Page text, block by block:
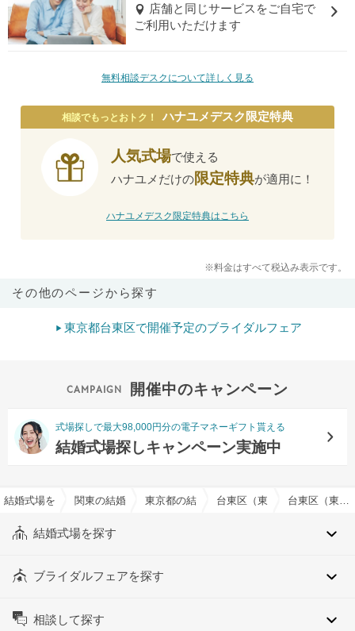
店舗と同じサービスをご自宅で
ご利用いただけます
無料相談デスクについて詳しく見る
相談でもっとおトク！ ハナユメデスク限定特典
人気式場で使える
ハナユメだけの限定特典が適用に！
ハナユメデスク限定特典はこちら
※料金はすべて税込み表示です。
その他のページから探す
東京都台東区で開催予定のブライダルフェア
開催中のキャンペーン
式場探しで最大98,000円分の電子マネーギフト貰える
結婚式場探しキャンペーン実施中
結婚式場を探すならハナユメ
関東の結婚式場東京都の結婚式場台東区（東京都）の結婚式場
結婚式場を探す
ブライダルフェアを探す
相談して探す